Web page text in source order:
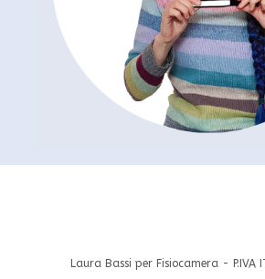
Laura Bassi per Fisiocamera - P.IVA